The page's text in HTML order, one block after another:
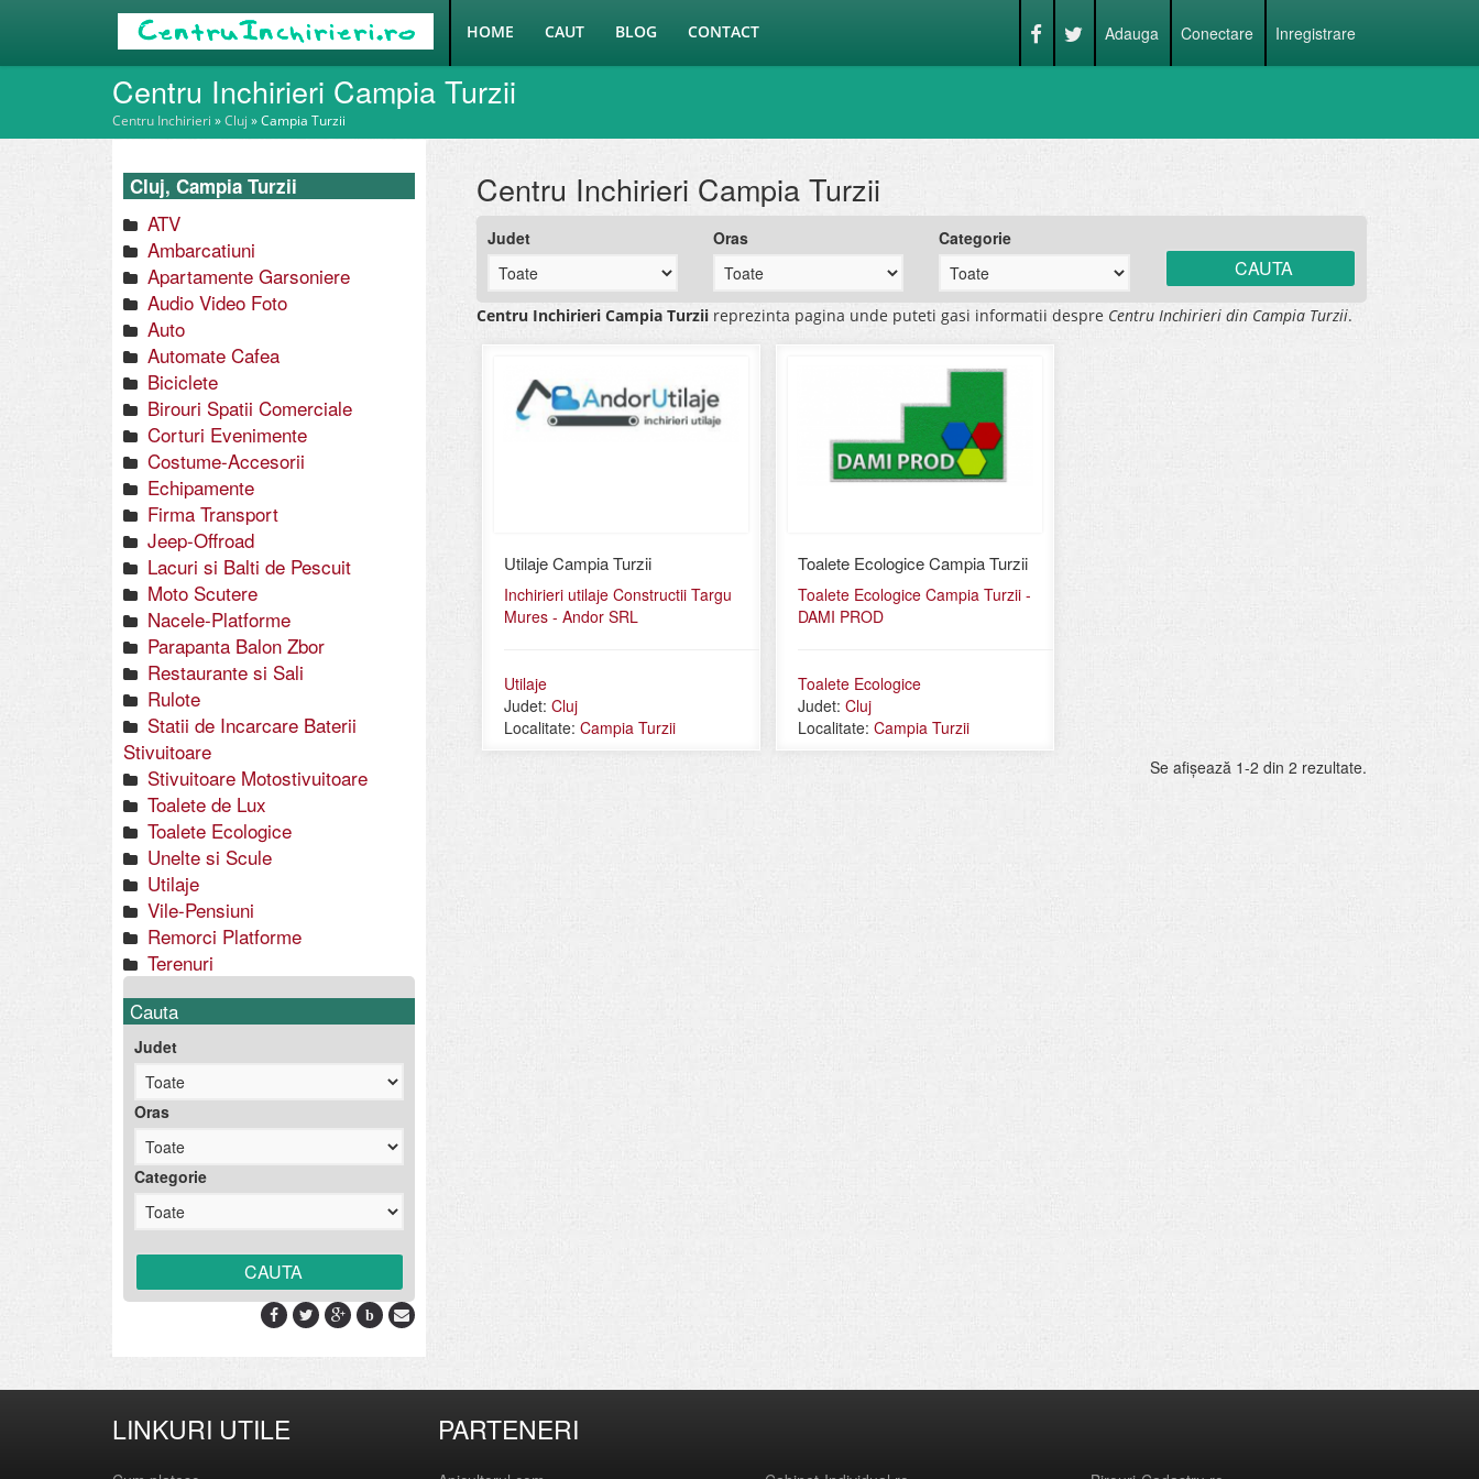
Adauga Conectare Inregistrare
HOME CAUT BLOG CONTACT
Centru Inchirieri Campia Turzii
Centru Inchirieri »Cluj »Campia Turzii
Cluj, Campia Turzii
ATV
Ambarcatiuni
Apartamente Garsoniere
Audio Video Foto
Auto
Automate Cafea
Biciclete
Birouri Spatii Comerciale
Corturi Evenimente
Costume-Accesorii
Echipamente
Firma Transport
Jeep-Offroad
Lacuri si Balti de Pescuit
Moto Scutere
Nacele-Platforme
Parapanta Balon Zbor
Restaurante si Sali
Rulote
Statii de Incarcare Baterii
Stivuitoare
Stivuitoare Motostivuitoare
Toalete de Lux
Toalete Ecologice
Unelte si Scule
Utilaje
Vile-Pensiuni
Remorci Platforme
Terenuri
Cauta
Judet
Oras
Categorie
b
Centru Inchirieri Campia Turzii
Judet Oras Categorie
Centru Inchirieri Campia Turziireprezinta pagina unde puteti gasi informatii despre Centru Inchirieri din Campia Turzii.
Utilaje Campia Turzii
Inchirieri utilaje Constructii Targu
Mures - Andor SRL
Utilaje
Judet: Cluj
Localitate: Campia Turzii
Toalete Ecologice Campia Turzii
Toalete Ecologice Campia Turzii -
DAMI PROD
Toalete Ecologice
Judet: Cluj
Localitate: Campia Turzii
Se afişează 1-2 din 2 rezultate.
LINKURI UTILE PARTENERI